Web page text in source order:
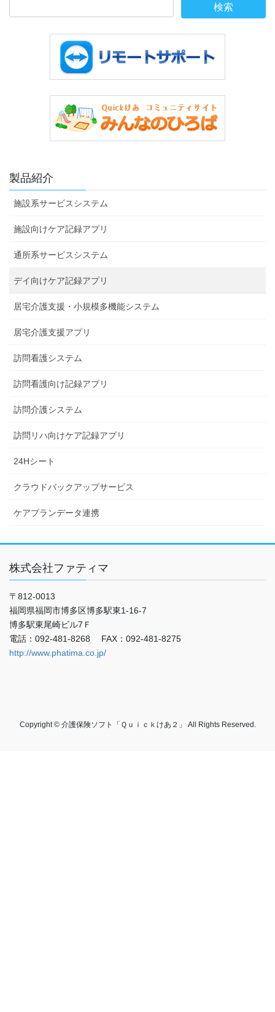
製品紹介
施設系サービスシステム
施設向けケア記録アプリ
通所系サービスシステム
デイ向けケア記録アプリ
居宅介護支援・小規模多機能システム
居宅介護支援アプリ
訪問看護システム
訪問看護向け記録アプリ
訪問介護システム
訪問リハ向けケア記録アプリ
24Hシート
クラウドバックアップサービス
ケアプランデータ連携
株式会社ファティマ
〒812-0013
福岡県福岡市博多区博多駅東1-16-7
博多駅東尾崎ビル7Ｆ
電話：092-481-8268 FAX：092-481-8275
http://www.phatima.co.jp/
Copyright © 介護保険ソフト「Ｑｕｉｃｋけあ２」 All Rights Reserved.